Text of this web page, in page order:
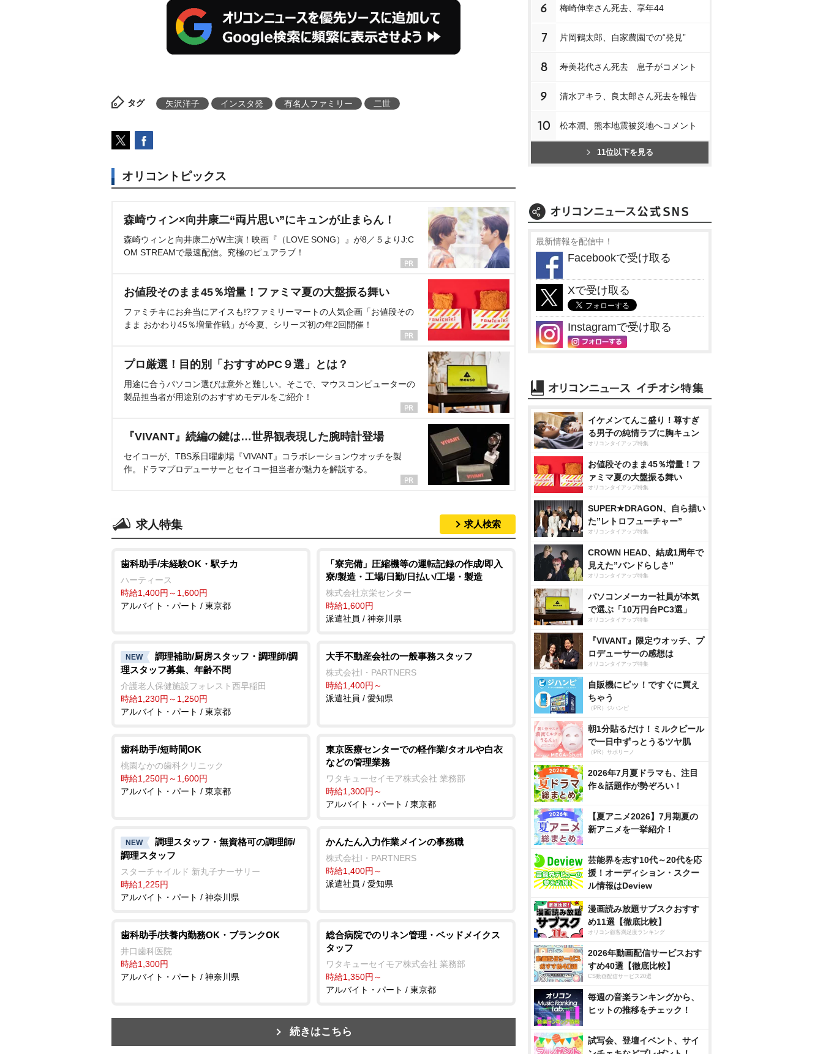
タグ 矢沢洋子 インスタ発 有名人ファミリー 二世
オリコントピックス
森崎ウィン×向井康二“両片思い”にキュンが止まらん！
森崎ウィンと向井康二がW主演！映画『（LOVE SONG）』が8／５よりJ:C
OM STREAMで最速配信。究極のピュアラブ！
お値段そのまま45％増量！ファミマ夏の大盤振る舞い
ファミチキにお弁当にアイスも!?ファミリーマートの人気企画「お値段その
まま おかわり45％増量作戦」が今夏、シリーズ初の年2回開催！
プロ厳選！目的別「おすすめPC９選」とは？
用途に合うパソコン選びは意外と難しい。そこで、マウスコンピューターの
製品担当者が用途別のおすすめモデルをご紹介！
『VIVANT』続編の鍵は…世界観表現した腕時計登場
セイコーが、TBS系日曜劇場『VIVANT』コラボレーションウオッチを製
作。ドラマプロデューサーとセイコー担当者が魅力を解説する。
求人特集 求人検索
歯科助手/未経験OK・駅チカ
ハーティース
時給1,400円～1,600円
アルバイト・パート / 東京都
「寮完備」圧縮機等の運転記録の作成/即入
寮/製造・工場/日勤/日払い/工場・製造
株式会社京栄センター
時給1,600円
派遣社員 / 神奈川県
NEW
調理補助/厨房スタッフ・調理師/調
理スタッフ募集、年齢不問
介護老人保健施設フォレスト西早稲田
時給1,230円～1,250円
アルバイト・パート / 東京都
大手不動産会社の一般事務スタッフ
株式会社I・PARTNERS
時給1,400円～
派遣社員 / 愛知県
歯科助手/短時間OK
桃園なかの歯科クリニック
時給1,250円～1,600円
アルバイト・パート / 東京都
東京医療センターでの軽作業/タオルや白衣
などの管理業務
ワタキューセイモア株式会社 業務部
時給1,300円～
アルバイト・パート / 東京都
NEW
調理スタッフ・無資格可の調理師/
調理スタッフ
スターチャイルド 新丸子ナーサリー
時給1,225円
アルバイト・パート / 神奈川県
かんたん入力作業メインの事務職
株式会社I・PARTNERS
時給1,400円～
派遣社員 / 愛知県
歯科助手/扶養内勤務OK・ブランクOK
井口歯科医院
時給1,300円
アルバイト・パート / 神奈川県
総合病院でのリネン管理・ベッドメイクス
タッフ
ワタキューセイモア株式会社 業務部
時給1,350円～
アルバイト・パート / 東京都
続きはこちら
6 梅崎伸幸さん死去、享年44
7 片岡鶴太郎、自家農園での“発見”
8 寿美花代さん死去 息子がコメント
9 清水アキラ、良太郎さん死去を報告
10 松本潤、熊本地震被災地へコメント
11位以下を見る
最新情報を配信中！
Facebookで受け取る
Xで受け取る
Instagramで受け取る
イケメンてんこ盛り！尊すぎ
る男子の純情ラブに胸キュン
オリコンタイアップ特集
お値段そのまま45％増量！フ
ァミマ夏の大盤振る舞い
オリコンタイアップ特集
SUPER★DRAGON、自ら描い
た”レトロフューチャー”
オリコンタイアップ特集
CROWN HEAD、結成1周年で
見えた”バンドらしさ”
オリコンタイアップ特集
パソコンメーカー社員が本気
で選ぶ「10万円台PC3選」
オリコンタイアップ特集
『VIVANT』限定ウオッチ、プ
ロデューサーの感想は
オリコンタイアップ特集
自販機にピッ！ですぐに買え
ちゃう
（PR）ジハンピ
朝1分貼るだけ！ミルクピール
で一日中ずっとうるツヤ肌
（PR）サボリーノ
2026年7月夏ドラマも、注目
作＆話題作が勢ぞろい！
【夏アニメ2026】7月期夏の
新アニメを一挙紹介！
芸能界を志す10代～20代を応
援！オーディション・スクー
ル情報はDeview
漫画読み放題サブスクおすす
め11選【徹底比較】
オリコン顧客満足度ランキング
2026年動画配信サービスおす
すめ40選【徹底比較】
CS動画配信サービス20選
毎週の音楽ランキングから、
ヒットの推移をチェック！
試写会、登壇イベント、サイ